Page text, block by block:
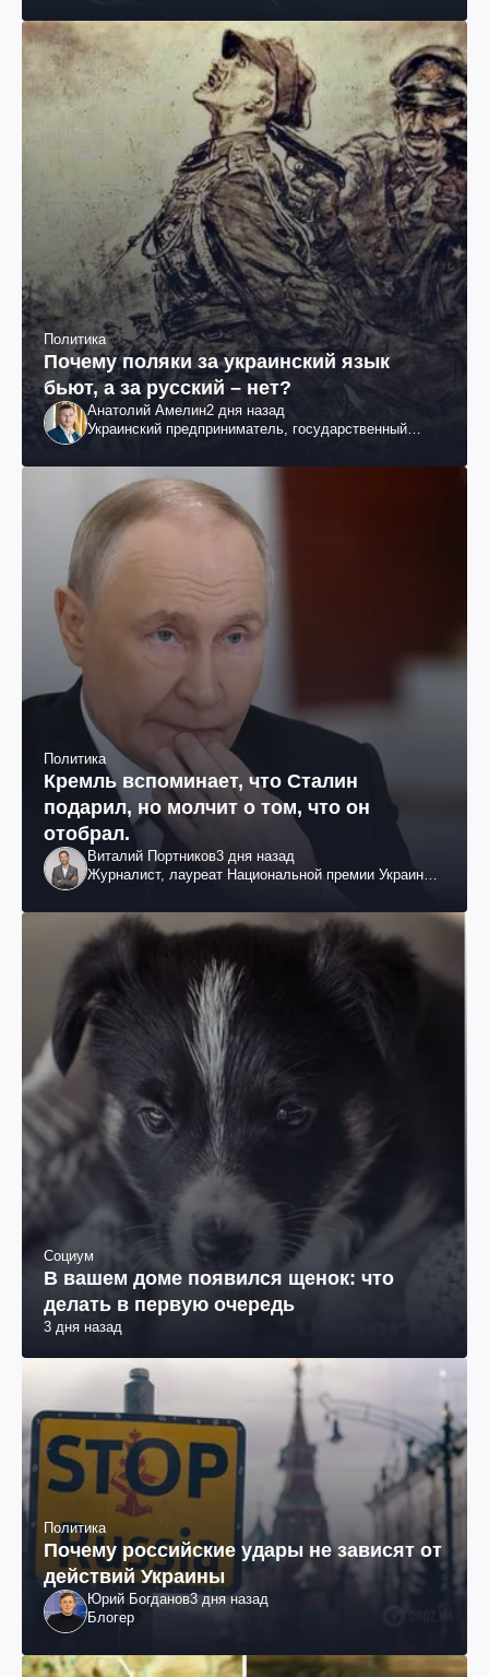
Политика
Почему поляки за украинский язык
бьют, а за русский – нет?
Анатолий Амелин2 дня назад
Украинский предприниматель, государственный
Политика
Кремль вспоминает, что Сталин
подарил, но молчит о том, что он
отобрал.
Виталий Портников3 дня назад
Журналист, лауреат Национальной премии Украины
Социум
В вашем доме появился щенок: что
делать в первую очередь
3 дня назад
Политика
Почему российские удары не зависят от
действий Украины
Юрий Богданов3 дня назад
Блогер